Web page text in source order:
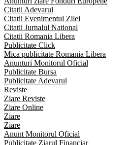
Citatii Adevarul
Citatii Evenimentul Zilei
Citatii Jurnalul National
Citatii Romania Libera
Publicitate Click
Mica publicitate Romania Libera
Anunturi Monitorul Oficial
Publicitate Bursa
Publicitate Adevarul
Reviste
Ziare Reviste
Ziare Online
Ziare
Ziare
Anunt Monitorul Oficial
Publicitate Ziarul Financiar